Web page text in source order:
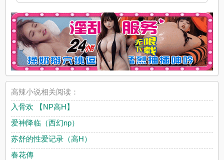
高辣小说相关阅读：
入骨欢 【NP高H】
爱神降临（西幻np）
苏舒的性爱记录（高H）
春花傳